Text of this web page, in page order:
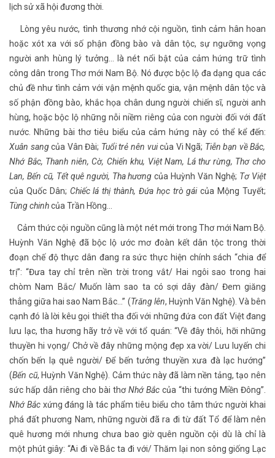
lịch sử xã hội đương thời.
Lòng yêu nước, tình thương nhớ cội nguồn, tình cảm hân hoan
hoặc xót xa với số phận đồng bào và dân tộc, sự ngưỡng vọng
người anh hùng lý tưởng… là nét nổi bật của cảm hứng trữ tình
công dân trong Thơ mới Nam Bộ. Nó được bộc lộ đa dạng qua các
chủ đề như tình cảm với vận mệnh quốc gia, vận mệnh dân tộc và
số phận đồng bào, khắc họa chân dung người chiến sĩ, người anh
hùng, hoặc bộc lộ những nỗi niềm riêng của con người đối với đất
nước. Những bài thơ tiêu biểu của cảm hứng này có thể kể đến:
Xuân sangcủa Vân Đài; Tuổi trẻ nên vuicủa Vi Ngã; Tiễn bạn về Bắc,
Nhớ Bắc, Thanh niên, Cờ, Chiến khu, Việt Nam, Lá thư rừng, Thơ cho
Lan, Bến cũ, Tết quê người, Tha hương của Huỳnh Văn Nghệ; Tơ Việt
của Quốc Dân; Chiếc lá thị thành, Đứa học trò gáicủa Mộng Tuyết;
Tùng chinhcủa Trần Hồng…
Cảm thức cội nguồn cũng là một nét mới trong Thơ mới Nam Bộ.
Huỳnh Văn Nghệ đã bộc lộ ước mơ đoàn kết dân tộc trong thời
đoạn chế độ thực dân đang ra sức thực hiện chính sách “chia để
trị”: “Đưa tay chỉ trên nền trời trong vắt/ Hai ngôi sao trong hai
chòm Nam Bắc/ Muốn làm sao ta có sợi dây đàn/ Đem giăng
thẳng giữa hai sao Nam Bắc…” (Trăng lên, Huỳnh Văn Nghệ). Và bên
cạnh đó là lời kêu gọi thiết tha đối với những đứa con đất Việt đang
lưu lạc, tha hương hãy trở về với tổ quán: “Về đây thôi, hỡi những
thuyền hi vọng/ Chở về đây những mộng đẹp xa vời/ Lưu luyến chi
chốn bến lạ quê người/ Để bến tưởng thuyền xưa đà lạc hướng”
(Bến cũ, Huỳnh Văn Nghệ). Cảm thức này đã làm nền tảng, tạo nên
sức hấp dẫn riêng cho bài thơNhớ Bắc của “thi tướng Miền Đông”.
Nhớ Bắc xứng đáng là tác phẩm tiêu biểu cho tâm thức người khai
phá đất phương Nam, những người đã ra đi từ đất Tổ để làm nên
quê hương mới nhưng chưa bao giờ quên nguồn cội dù là chỉ là
một phút giây: “Ai đi về Bắc ta đi với/ Thăm lại non sông giống Lạc